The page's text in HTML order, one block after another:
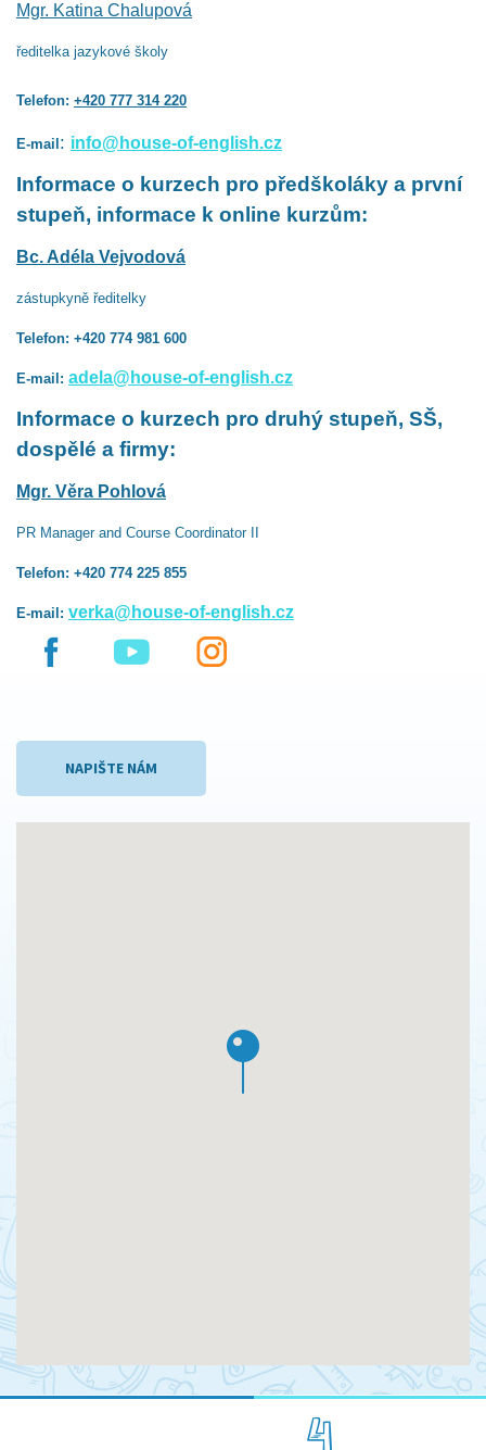
Mgr. Katina Chalupová
ředitelka jazykové školy
Telefon: +420 777 314 220
E-mail : info@house-of-english.cz
Informace o kurzech pro předškoláky a první
stupeň, informace k online kurzům:
Bc. Adéla Vejvodová
zástupkyně ředitelky
Telefon: +420 774 981 600
E-mail: adela@house-of-english.cz
Informace o kurzech pro druhý stupeň, SŠ,
dospělé a firmy:
Mgr. Věra Pohlová
PR Manager and Course Coordinator II
Telefon: +420 774 225 855
E-mail: verka@house-of-english.cz
NAPIŠTE NÁM